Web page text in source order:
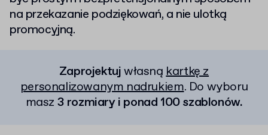
na przekazanie podziękowań, a nie ulotką
promocyjną.
Zaprojektujwłasnąkartkę z
personalizowanym nadrukiem. Do wyboru
masz 3 rozmiary i ponad 100 szablonów.